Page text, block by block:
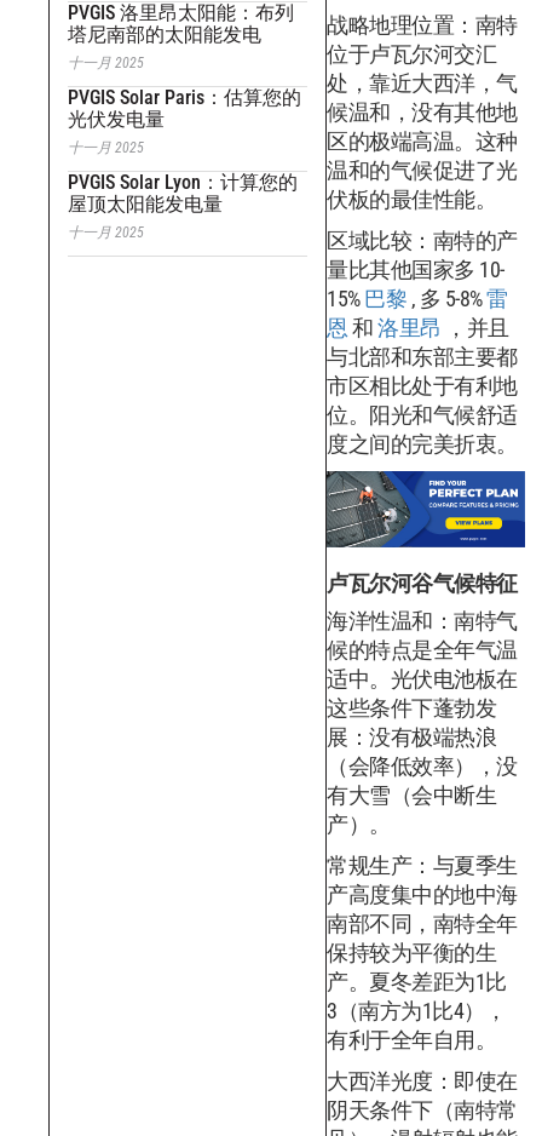
PVGIS 洛里昂太阳能：布列
塔尼南部的太阳能发电
十一月 2025
PVGIS Solar Paris：估算您的
光伏发电量
十一月 2025
PVGIS Solar Lyon：计算您的
屋顶太阳能发电量
十一月 2025
战略地理位置：南特
位于卢瓦尔河交汇
处，靠近大西洋，气
候温和，没有其他地
区的极端高温。这种
温和的气候促进了光
伏板的最佳性能。
区域比较：南特的产
量比其他国家多 10-
15%巴黎 , 多 5-8%雷
恩 和洛里昂
，并且
与北部和东部主要都
市区相比处于有利地
位。阳光和气候舒适
度之间的完美折衷。
卢瓦尔河谷气候特征
海洋性温和：南特气
候的特点是全年气温
适中。光伏电池板在
这些条件下蓬勃发
展：没有极端热浪
（会降低效率），没
有大雪（会中断生
产）。
常规生产：与夏季生
产高度集中的地中海
南部不同，南特全年
保持较为平衡的生
产。夏冬差距为1比
3（南方为1比4），
有利于全年自用。
大西洋光度：即使在
阴天条件下（南特常